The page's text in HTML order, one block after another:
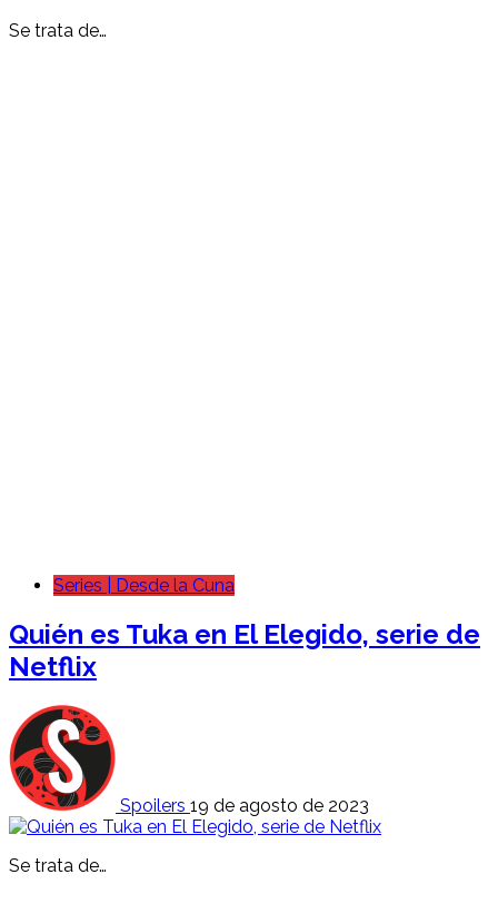
Se trata de…
Series | Desde la Cuna
Quién es Tuka en El Elegido, serie de
Netflix
Spoilers 19 de agosto de 2023
Se trata de…